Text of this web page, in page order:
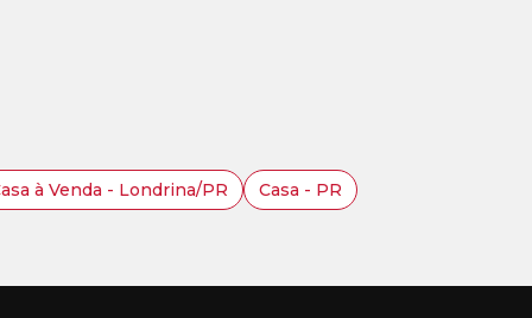
à Venda - Londrina/PR Casa - PR